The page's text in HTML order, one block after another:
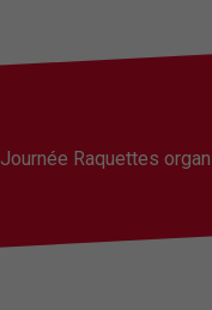
Journée Raquettes